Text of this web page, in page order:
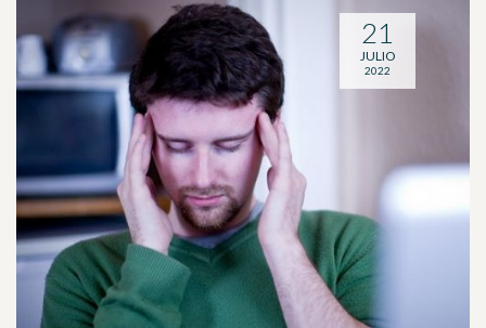
21
JULIO
2022